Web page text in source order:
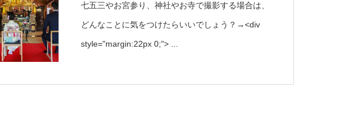
七五三やお宮参り、神社やお寺で撮影する場合は、
どんなことに気をつけたらいいでしょう？→<div
style="margin:22px 0;"> ...